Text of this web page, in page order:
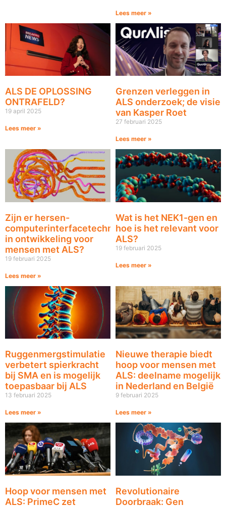
Lees meer »
ALS DE OPLOSSING
ONTRAFELD?
19 april 2025
Lees meer »
Grenzen verleggen in
ALS onderzoek; de visie
van Kasper Roet
27 februari 2025
Lees meer »
Zijn er hersen-
computerinterfacetechnologieën
in ontwikkeling voor
mensen met ALS?
19 februari 2025
Lees meer »
Wat is het NEK1-gen en
hoe is het relevant voor
ALS?
19 februari 2025
Lees meer »
Ruggenmergstimulatie
verbetert spierkracht
bij SMA en is mogelijk
toepasbaar bij ALS
13 februari 2025
Lees meer »
Nieuwe therapie biedt
hoop voor mensen met
ALS: deelname mogelijk
in Nederland en België
9 februari 2025
Lees meer »
Hoop voor mensen met
ALS: PrimeC zet
Revolutionaire
Doorbraak: Gen